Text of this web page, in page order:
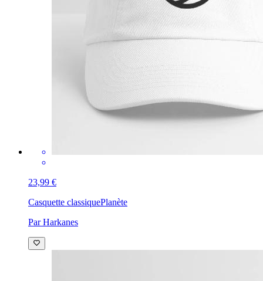
23,99 €
Casquette classiquePlanète
Par Harkanes